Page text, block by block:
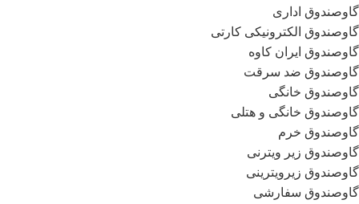
گاوصندوق اداری
گاوصندوق الکترونیکی کارتی
گاوصندوق ایران کاوه
گاوصندوق ضد سرقت
گاوصندوق خانگی
گاوصندوق خانگی و هتلی
گاوصندوق خرم
گاوصندوق زیر ویترنی
گاوصندوق زیرویترینی
گاوصندوق سفارشی